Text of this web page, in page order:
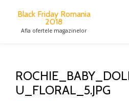
Black Friday Romania
2018
Afla ofertele magazinelor
U_FLORAL_5.JPG